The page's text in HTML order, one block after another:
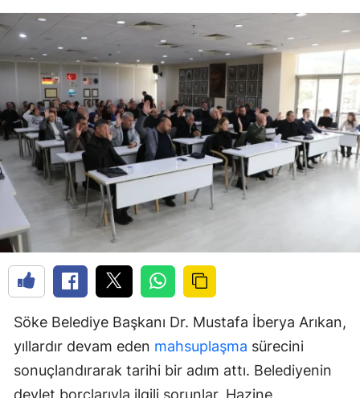
Söke Belediye Başkanı Dr. Mustafa İberya Arıkan,
yıllardır devam eden mahsuplaşma sürecini
sonuçlandırarak tarihi bir adım attı. Belediyenin
devlet borçlarıyla ilgili sorunlar, Hazine